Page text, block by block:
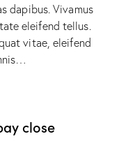
dapibus. Vivamus
eleifend tellus.
vitae, eleifend
close